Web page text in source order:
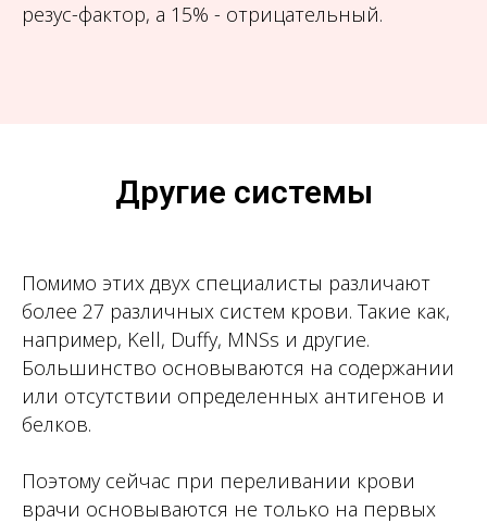
резус-фактор, а 15% - отрицательный.
Другие системы
Помимо этих двух специалисты различают
более 27 различных систем крови. Такие как,
например, Kell, Duffy, MNSs и другие.
Большинство основываются на содержании
или отсутствии определенных антигенов и
белков.
Поэтому сейчас при переливании крови
врачи основываются не только на первых